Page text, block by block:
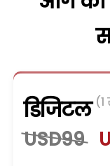
डिजिटल
USD99